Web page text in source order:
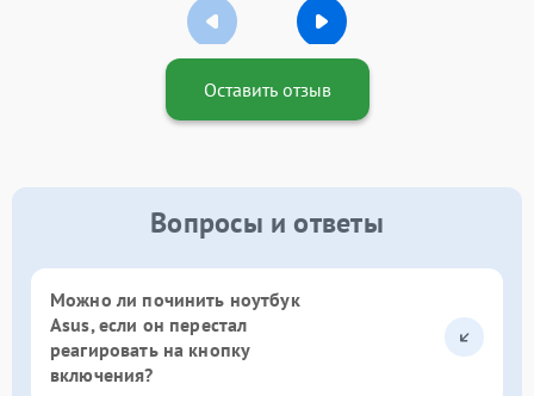
Оставить отзыв
Вопросы и ответы
Можно ли починить ноутбук
Asus, если он перестал
реагировать на кнопку
включения?